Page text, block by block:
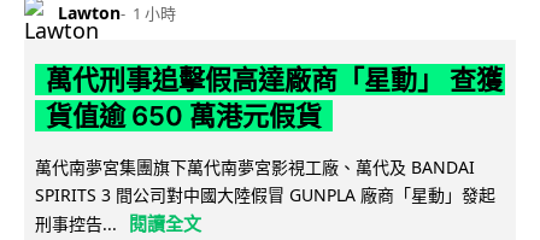
Lawton 1 小時
萬代刑事追擊假高達廠商「星動」 查獲
貨值逾 650 萬港元假貨
萬代南夢宮集團旗下萬代南夢宮影視工廠、萬代及 BANDAI
SPIRITS 3 間公司對中國大陸假冒 GUNPLA 廠商「星動」發起
刑事控告...
閱讀全文